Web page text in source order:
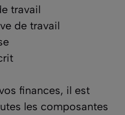
travail
de travail
finances, il est
les composantes